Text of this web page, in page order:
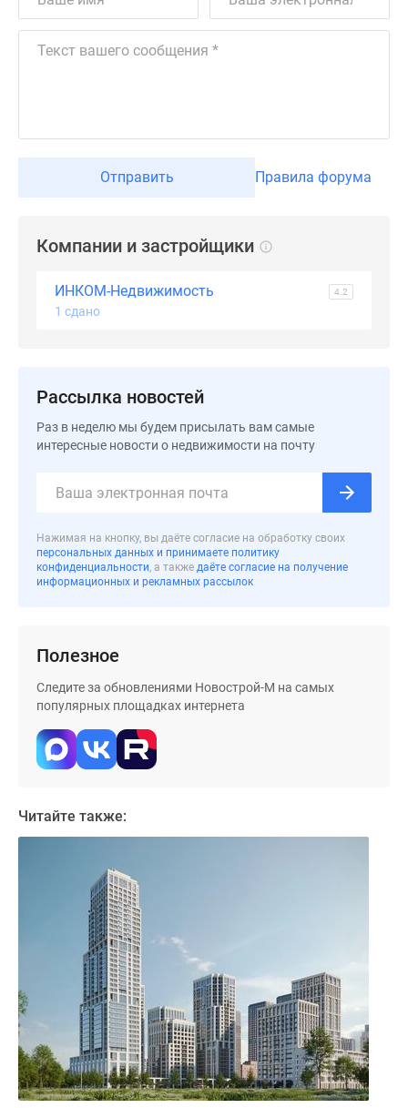
застройщиком
Rutube
Поиск
Программа
премиум-
Новостройки
ипотека
Коттеджные
Новой
Москве
Строящиеся
коттеджные
поселки
Коттеджные
поселки
Коттеджные
поселки
Бизнес-
центры
Коттеджи
Скидки
акции
Отправить Правила форума
Компании и застройщики
ИНКОМ-Недвижимость 4.2
1 сдано
Рассылка новостей
Раз в неделю мы будем присылать вам самые
интересные новости о недвижимости на почту
Нажимая на кнопку, вы даёте согласие на обработку своих
персональных данных и принимаете политику
конфиденциальности, а также даёте согласие на получение
информационных и рекламных рассылок
Полезное
Следите за обновлениями Новострой-М на самых
популярных площадках интернета
Читайте также: